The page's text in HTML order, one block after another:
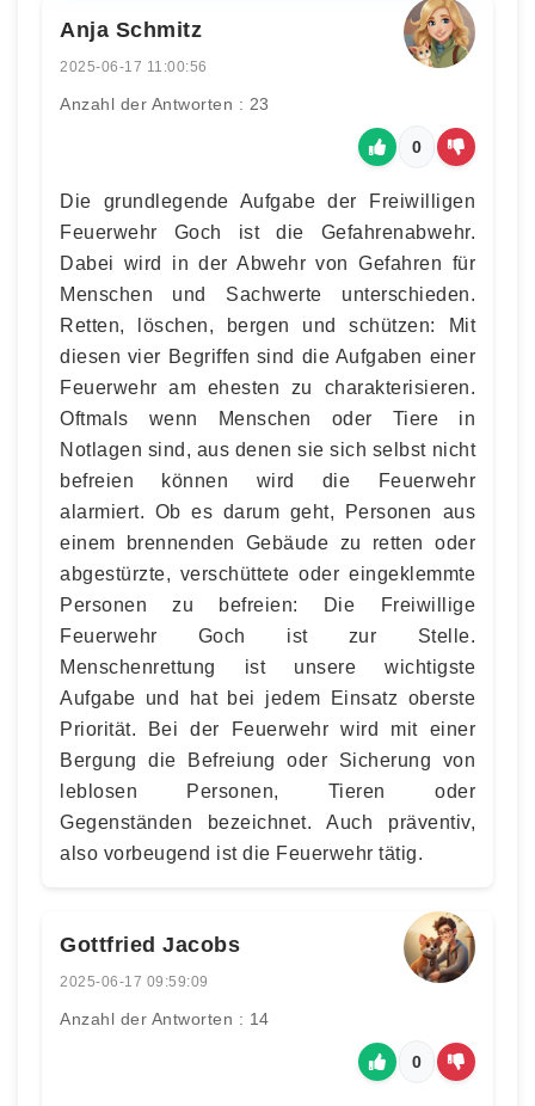
Anja Schmitz
2025-06-17 11:00:56
Anzahl der Antworten : 23
0
Die grundlegende Aufgabe der Freiwilligen
Feuerwehr Goch ist die Gefahrenabwehr.
Dabei wird in der Abwehr von Gefahren für
Menschen und Sachwerte unterschieden.
Retten, löschen, bergen und schützen: Mit
diesen vier Begriffen sind die Aufgaben einer
Feuerwehr am ehesten zu charakterisieren.
Oftmals wenn Menschen oder Tiere in
Notlagen sind, aus denen sie sich selbst nicht
befreien können wird die Feuerwehr
alarmiert. Ob es darum geht, Personen aus
einem brennenden Gebäude zu retten oder
abgestürzte, verschüttete oder eingeklemmte
Personen zu befreien: Die Freiwillige
Feuerwehr Goch ist zur Stelle.
Menschenrettung ist unsere wichtigste
Aufgabe und hat bei jedem Einsatz oberste
Priorität. Bei der Feuerwehr wird mit einer
Bergung die Befreiung oder Sicherung von
leblosen Personen, Tieren oder
Gegenständen bezeichnet. Auch präventiv,
also vorbeugend ist die Feuerwehr tätig.
Gottfried Jacobs
2025-06-17 09:59:09
Anzahl der Antworten : 14
0